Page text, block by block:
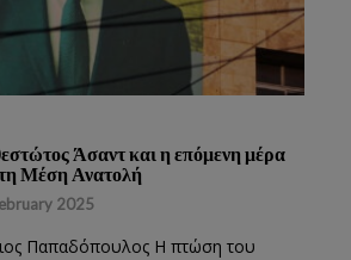
Άσαντ και η επόμενη μέρα
Μέση Ανατολή
2025
Παπαδόπουλος Η πτώση του